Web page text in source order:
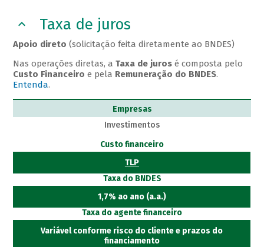
Taxa de juros
Apoio direto(solicitação feita diretamente ao BNDES)
Nas operações diretas, aTaxa de juros é composta pelo
Custo Financeiro e pela Remuneração do BNDES.
Entenda.
Empresas
Investimentos
Custo financeiro
TLP
Taxa do BNDES
1,7% ao ano (a.a.)
Taxa do agente financeiro
Variável conforme risco do cliente e prazos do
financiamento